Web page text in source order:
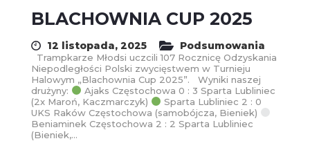
BLACHOWNIA CUP 2025
12 listopada, 2025 Podsumowania
Trampkarze Młodsi uczcili 107 Rocznicę Odzyskania
Niepodległości Polski zwycięstwem w Turnieju
Halowym „Blachownia Cup 2025”. Wyniki naszej
drużyny:
Ajaks Częstochowa 0 : 3 Sparta Lubliniec
(2x Maroń, Kaczmarczyk)
Sparta Lubliniec 2 : 0
UKS Raków Częstochowa (samobójcza, Bieniek)
Beniaminek Częstochowa 2 : 2 Sparta Lubliniec
(Bieniek,...